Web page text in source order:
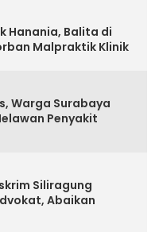
Hanania, Balita di
Malpraktik Klinik
Warga Surabaya
Penyakit
Siliragung
Abaikan